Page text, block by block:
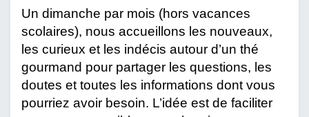
Un dimanche par mois (hors vacances
scolaires), nous accueillons les nouveaux,
les curieux et les indécis autour d’un thé
gourmand pour partager les questions, les
doutes et toutes les informations dont vous
pourriez avoir besoin. L’idée est de faciliter